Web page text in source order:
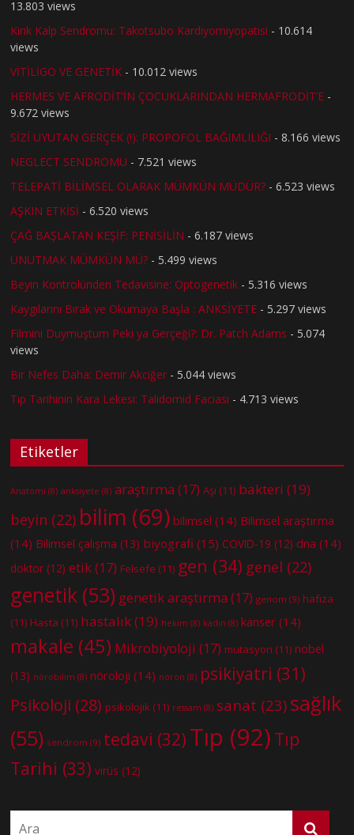
13.803 views
Kırık Kalp Sendromu: Takotsubo Kardiyomiyopatisi - 10.614
views
VİTİLİGO VE GENETİK - 10.012 views
HERMES VE AFRODİT’İN ÇOCUKLARINDAN HERMAFRODİT’E -
9.672 views
SİZİ UYUTAN GERÇEK (!): PROPOFOL BAĞIMLILIĞI - 8.166 views
NEGLECT SENDROMU - 7.521 views
TELEPATİ BİLİMSEL OLARAK MÜMKÜN MÜDÜR? - 6.523 views
AŞKIN ETKİSİ - 6.520 views
ÇAĞ BAŞLATAN KEŞİF: PENİSİLİN - 6.187 views
UNUTMAK MÜMKÜN MÜ? - 5.499 views
Beyin Kontrolünden Tedavisine: Optogenetik - 5.316 views
Kaygılarını Bırak ve Okumaya Başla : ANKSİYETE - 5.297 views
Filmini Duymuştum Peki ya Gerçeği?: Dr. Patch Adams - 5.074
views
Bir Nefes Daha: Demir Akciğer - 5.044 views
Tıp Tarihinin Kara Lekesi: Talidomid Faciası - 4.713 views
Etiketler
Anatomi (8) anksiyete (8) araştırma (17) Aşı (11) bakteri (19)
beyin (22) bilim (69) bilimsel (14) Bilimsel araştırma
(14) Bilimsel çalışma (13) biyografi (15) COVID-19 (12) dna (14)
doktor (12) etik(17) Felsefe (11) gen (34) genel (22)
genetik (53) genetik araştırma (17) genom (9) hafıza
(11) Hasta (11) hastalık(19) hekim (8) kadın (8) kanser (14)
makale (45) Mikrobiyoloji (17) mutasyon (11) nobel
(13) nörobilim (8) nöroloji (14) nöron (8) psikiyatri (31)
Psikoloji (28) psikolojik (11) ressam (8) sanat (23) sağlık
(55) sendrom (9) tedavi (32) Tıp (92) Tıp
Tarihi (33) virüs (12)